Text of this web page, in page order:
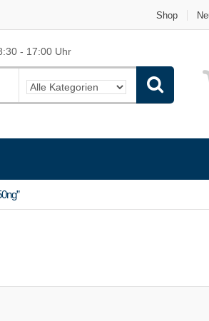
Shop
- 17:00 Uhr